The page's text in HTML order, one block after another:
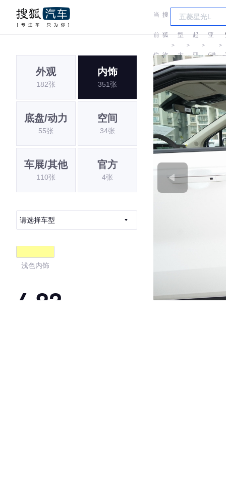
当
前
位
置:
搜
狐
汽
车
＞
车
型
大
全
＞
起
亚
＞
起
亚
(进
口)
＞
外观
182张
内饰
351张
底盘/动力
55张
空间
34张
车展/其他
110张
官方
4张
请选择车型
浅色内饰
4.83